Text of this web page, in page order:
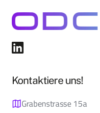
Kontaktiere uns!
Grabenstrasse 15a